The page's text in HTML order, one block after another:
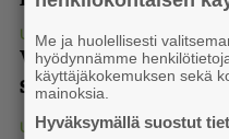
UUTISET 6.8.2026 11.30
Vasta 11-vuotias
suuri Lapua-fani
UUTISET 6.8.2026 8.40
Me ja huolellisesti
hyödynnämme
käyttäjäkokemuksen sekä
mainoksia.
Hyväksymällä suostut